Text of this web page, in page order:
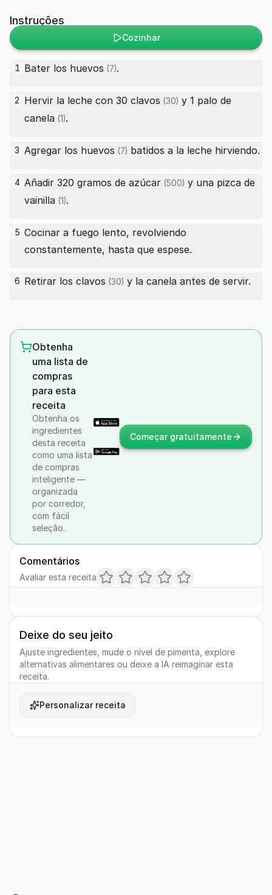
Instruções
Cozinhar
1 Bater los huevos (7).
2 Hervir la leche con 30 clavos (30) y 1 palo de
canela (1).
3 Agregar los huevos (7) batidos a la leche hirviendo.
4 Añadir 320 gramos de azúcar (500) y una pizca de
vainilla (1).
5 Cocinar a fuego lento, revolviendo
constantemente, hasta que espese.
6 Retirar los clavos (30) y la canela antes de servir.
Obtenha
uma lista de
compras
para esta
receita
Obtenha os
ingredientes
desta receita
como uma lista
de compras
inteligente —
organizada
por corredor,
com fácil
seleção.
Começar gratuitamente
Comentários
Avaliar esta receita
Deixe do seu jeito
Ajuste ingredientes, mude o nível de pimenta, explore
alternativas alimentares ou deixe a IA reimaginar esta
receita.
Personalizar receita